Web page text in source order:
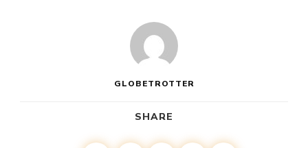
GLOBETROTTER
SHARE